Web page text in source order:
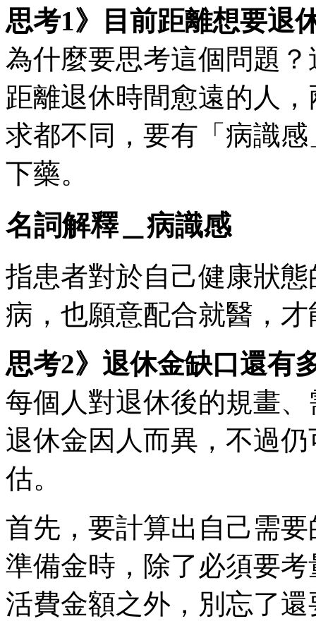
思考1》目前距離想要退
為什麼要思考這個問題
距離退休時間愈遠的人
求都不同，要有「病識
下藥。
名詞解釋＿病識感
指患者對於自己健康狀
病，也願意配合就醫，
思考2》退休金缺口還有
每個人對退休後的規畫
退休金因人而異，不過
估。
首先，要計算出自己需
準備金時，除了必須要
活費金額之外，別忘了